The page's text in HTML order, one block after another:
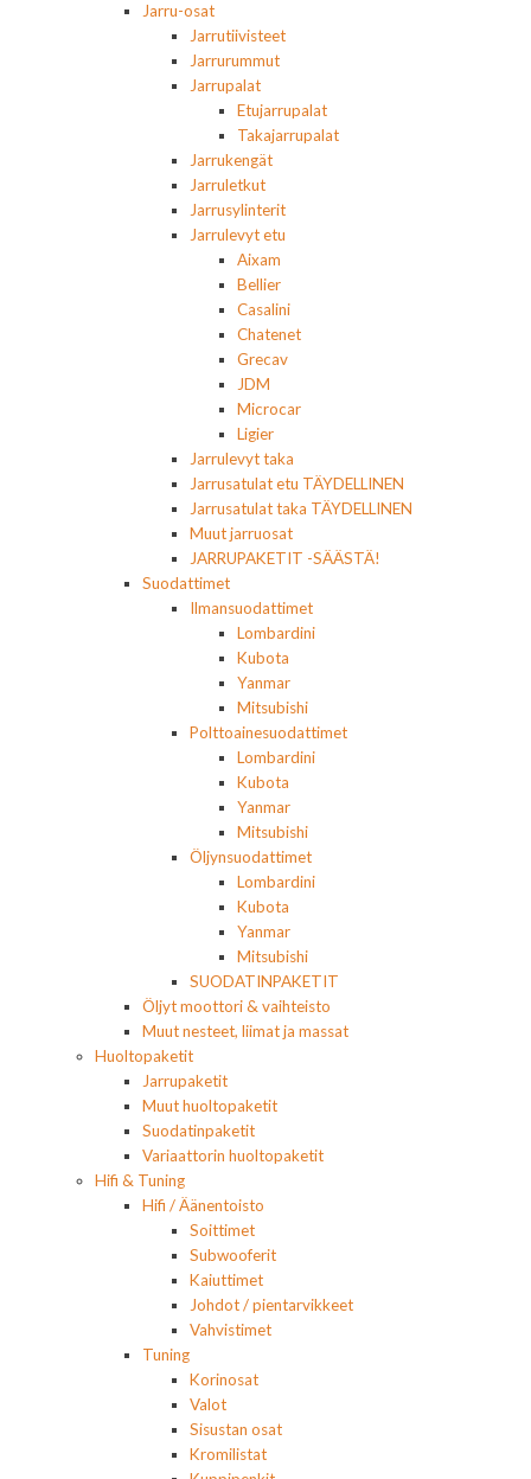
Jarru-osat
Jarrutiivisteet
Jarrurummut
Jarrupalat
Etujarrupalat
Takajarrupalat
Jarrukengät
Jarruletkut
Jarrusylinterit
Jarrulevyt etu
Aixam
Bellier
Casalini
Chatenet
Grecav
JDM
Microcar
Ligier
Jarrulevyt taka
Jarrusatulat etu TÄYDELLINEN
Jarrusatulat taka TÄYDELLINEN
Muut jarruosat
JARRUPAKETIT -SÄÄSTÄ!
Suodattimet
Ilmansuodattimet
Lombardini
Kubota
Yanmar
Mitsubishi
Polttoainesuodattimet
Lombardini
Kubota
Yanmar
Mitsubishi
Öljynsuodattimet
Lombardini
Kubota
Yanmar
Mitsubishi
SUODATINPAKETIT
Öljyt moottori & vaihteisto
Muut nesteet, liimat ja massat
Huoltopaketit
Jarrupaketit
Muut huoltopaketit
Suodatinpaketit
Variaattorin huoltopaketit
Hifi & Tuning
Hifi / Äänentoisto
Soittimet
Subwooferit
Kaiuttimet
Johdot / pientarvikkeet
Vahvistimet
Tuning
Korinosat
Valot
Sisustan osat
Kromilistat